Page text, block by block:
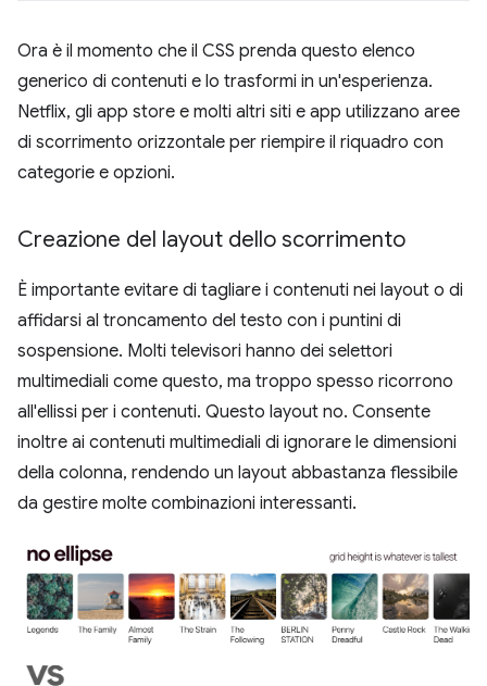
Ora è il momento che il CSS prenda questo elenco
generico di contenuti e lo trasformi in un'esperienza.
Netflix, gli app store e molti altri siti e app utilizzano aree
di scorrimento orizzontale per riempire il riquadro con
categorie e opzioni.
Creazione del layout dello scorrimento
È importante evitare di tagliare i contenuti nei layout o di
affidarsi al troncamento del testo con i puntini di
sospensione. Molti televisori hanno dei selettori
multimediali come questo, ma troppo spesso ricorrono
all'ellissi per i contenuti. Questo layout no. Consente
inoltre ai contenuti multimediali di ignorare le dimensioni
della colonna, rendendo un layout abbastanza flessibile
da gestire molte combinazioni interessanti.